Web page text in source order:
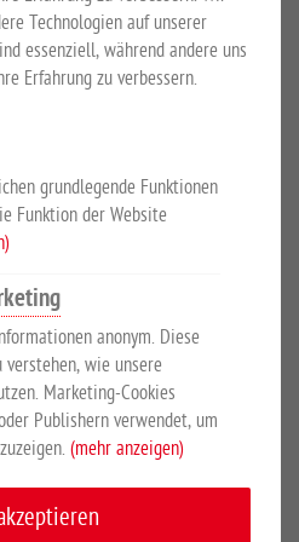
des Pferdehalses angepasst.
ist das Solarium ideal für den
Bereiche in welchen wenig
Wärmedecke über Ihrem
230 Volt; Lampen: 22 x 150 W,
Ventilatoren/Föhn:4 x 90
Kunststoff; Gewicht: ca. 30 kg;
mit eingebautem Schalter im
mit Haken. Abmessungen: 1880
x 520 mm Höhe.
Technologien auf unserer
essenziell, während andere uns
Erfahrung zu verbessern.
grundlegende Funktionen
Funktion der Website
anonym. Diese
verstehen, wie unsere
Marketing-Cookies
Publishern verwendet, um
(mehr anzeigen)